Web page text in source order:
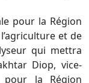
pour la Région
et de
qui mettra
Diop, vice-
pour la Région